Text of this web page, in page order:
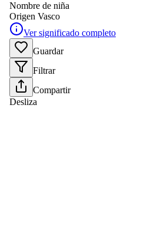
Nombre de niña
Origen Vasco
Ver significado completo
Guardar
Filtrar
Compartir
Desliza